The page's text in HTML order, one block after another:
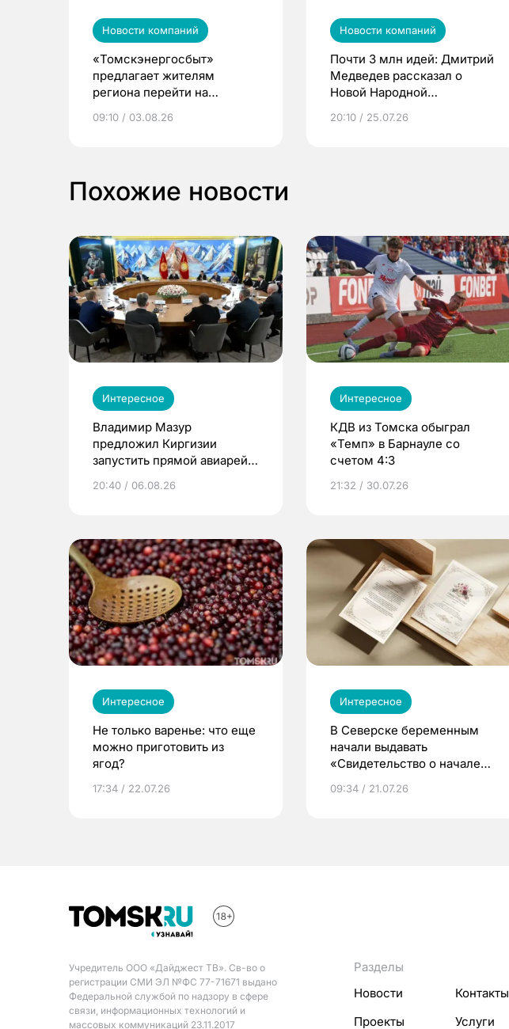
Новости компаний
«Томскэнергосбыт»
предлагает жителям
региона перейти на
выиграть призы
09:10 / 03.08.26
Новости компаний
Почти 3 млн идей: Дмитрий
Медведев рассказал о
Новой Народной
20:10 / 25.07.26
Похожие новости
Интересное
Владимир Мазур
предложил Киргизии
запустить прямой авиарейс
20:40 / 06.08.26
Интересное
КДВ из Томска обыграл
«Темп» в Барнауле со
счетом 4:3
21:32 / 30.07.26
Интересное
Не только варенье: что еще
можно приготовить из
ягод?
17:34 / 22.07.26
Интересное
В Северске беременным
начали выдавать
«Свидетельство о начале
09:34 / 21.07.26
Учредитель ООО «Дайджест ТВ». Св-во о
регистрации СМИ ЭЛ №ФС 77-71671 выдано
Федеральной службой по надзору в сфере
связи, информационных технологий и
массовых коммуникаций 23.11.2017
Разделы
Новости
Контакты
Проекты
Услуги